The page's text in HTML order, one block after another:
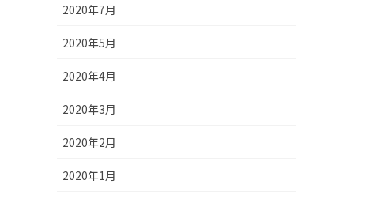
2020年7月
2020年5月
2020年4月
2020年3月
2020年2月
2020年1月